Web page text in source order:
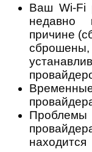
Ваш Wi-Fi
недавно
причине